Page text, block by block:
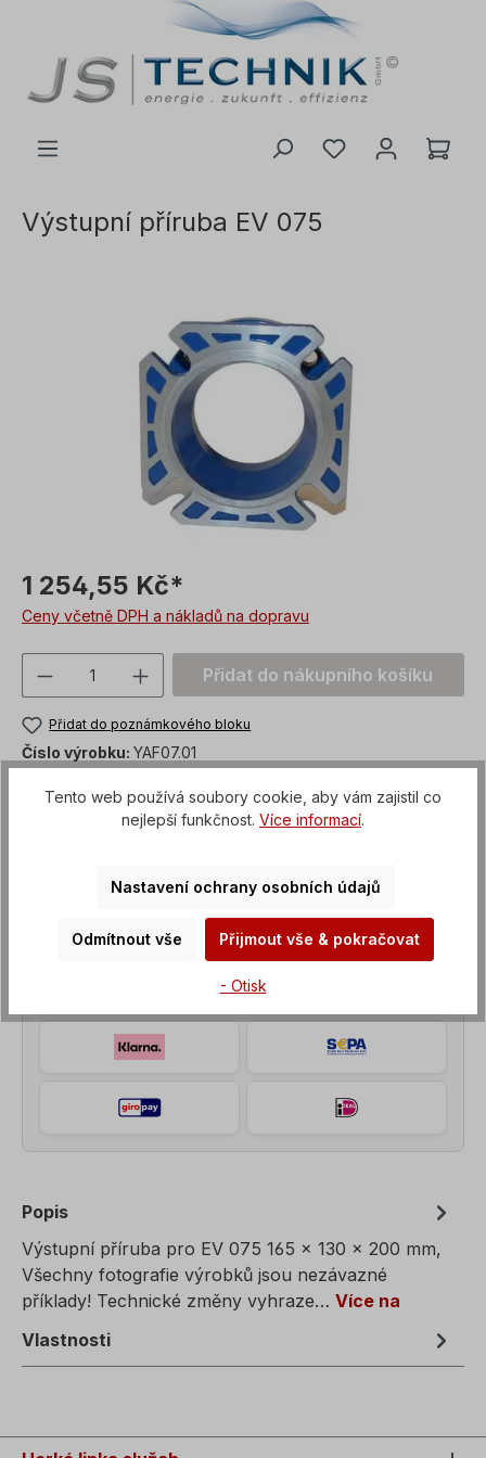
Výstupní příruba EV 075
1 254,55 Kč*
Ceny včetně DPH a nákladů na dopravu
Množství produktu: Zadejte
Přidat do nákupního košíku
Přidat do poznámkového bloku
Číslo výrobku: YAF07.01
custom_versandČlánek + obal
Popis
Výstupní příruba pro EV 075 165 x 130 x 200 mm,
Všechny fotografie výrobků jsou nezávazné
příklady! Technické změny vyhraze… Více na
Vlastnosti
Tento web používá soubory cookie, aby vám zajistil co
nejlepší funkčnost. Více informací.
Nastavení ochrany osobních údajů
Odmítnout vše Přijmout vše & pokračovat
- Otisk